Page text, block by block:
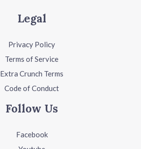
Legal
Privacy Policy
Terms of Service
Extra Crunch Terms
Code of Conduct
Follow Us
Facebook